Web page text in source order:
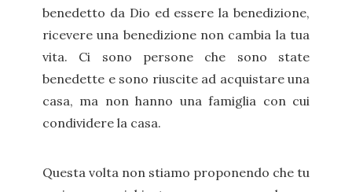
benedetto da Dio ed essere la benedizione,
ricevere una benedizione non cambia la tua
vita. Ci sono persone che sono state
benedette e sono riuscite ad acquistare una
casa, ma non hanno una famiglia con cui
condividere la casa.
Questa volta non stiamo proponendo che tu